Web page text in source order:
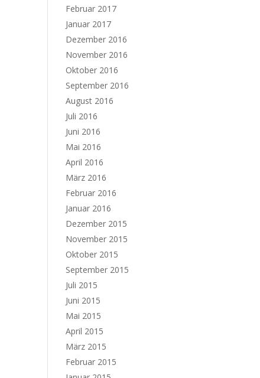
Februar 2017
Januar 2017
Dezember 2016
November 2016
Oktober 2016
September 2016
August 2016
Juli 2016
Juni 2016
Mai 2016
April 2016
März 2016
Februar 2016
Januar 2016
Dezember 2015
November 2015
Oktober 2015
September 2015
Juli 2015
Juni 2015
Mai 2015
April 2015
März 2015
Februar 2015